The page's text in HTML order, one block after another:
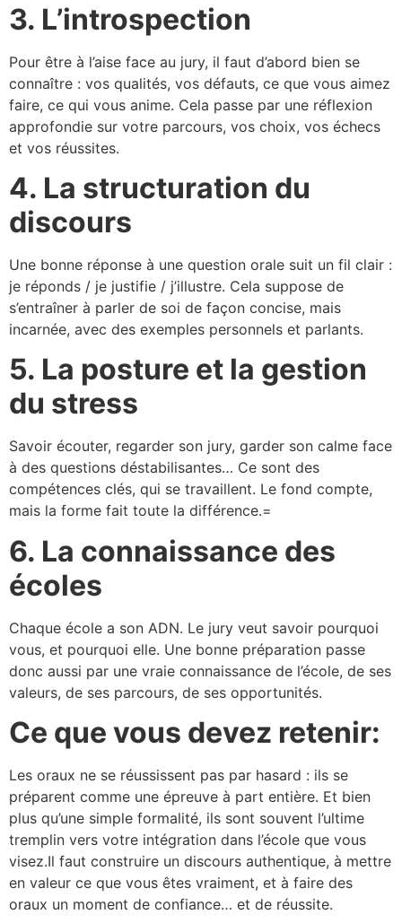
3. L’introspection
Pour être à l’aise face au jury, il faut d’abord bien se
connaître : vos qualités, vos défauts, ce que vous aimez
faire, ce qui vous anime. Cela passe par une réflexion
approfondie sur votre parcours, vos choix, vos échecs
et vos réussites.
4. La structuration du
discours
Une bonne réponse à une question orale suit un fil clair :
je réponds / je justifie / j’illustre. Cela suppose de
s’entraîner à parler de soi de façon concise, mais
incarnée, avec des exemples personnels et parlants.
5. La posture et la gestion
du stress
Savoir écouter, regarder son jury, garder son calme face
à des questions déstabilisantes… Ce sont des
compétences clés, qui se travaillent. Le fond compte,
mais la forme fait toute la différence.=
6. La connaissance des
écoles
Chaque école a son ADN. Le jury veut savoir pourquoi
vous, et pourquoi elle. Une bonne préparation passe
donc aussi par une vraie connaissance de l’école, de ses
valeurs, de ses parcours, de ses opportunités.
Ce que vous devez retenir:
Les oraux ne se réussissent pas par hasard : ils se
préparent comme une épreuve à part entière. Et bien
plus qu’une simple formalité, ils sont souvent l’ultime
tremplin vers votre intégration dans l’école que vous
visez.Il faut construire un discours authentique, à mettre
en valeur ce que vous êtes vraiment, et à faire des
oraux un moment de confiance… et de réussite.